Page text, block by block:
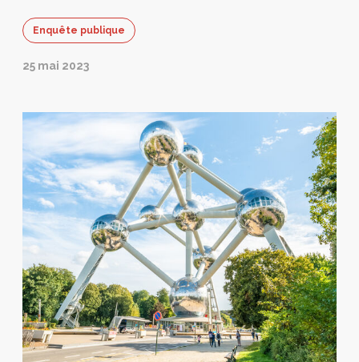
Enquête publique
25 mai 2023